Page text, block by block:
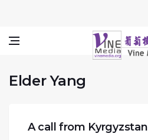
Elder Yang
Vine Media
葡萄樹傳媒
Elder Yang
A call from Kyrgyzstan